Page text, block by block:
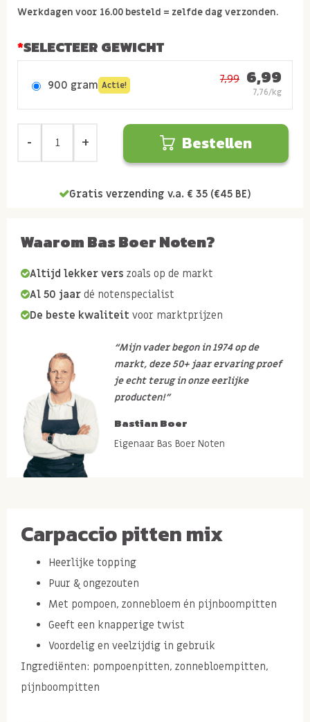
Werkdagen voor 16.00 besteld = zelfde dag verzonden.
SELECTEER GEWICHT
900 gram Actie! 7,99 6,99
7,76/kg
Bestellen
Gratis verzending v.a. € 35 (€45 BE)
Waarom Bas Boer Noten?
Altijd lekker vers zoals op de markt
Al 50 jaar dé notenspecialist
De beste kwaliteit voor marktprijzen
“Mijn vader begon in 1974 op de
markt, deze 50+ jaar ervaring proef
je echt terug in onze eerlijke
producten!”
Bastian Boer
Eigenaar Bas Boer Noten
Carpaccio pitten mix
Heerlijke topping
Puur & ongezouten
Met pompoen, zonnebloem én pijnboompitten
Geeft een knapperige twist
Voordelig en veelzijdig in gebruik
Ingrediënten: pompoenpitten, zonnebloempitten,
pijnboompitten